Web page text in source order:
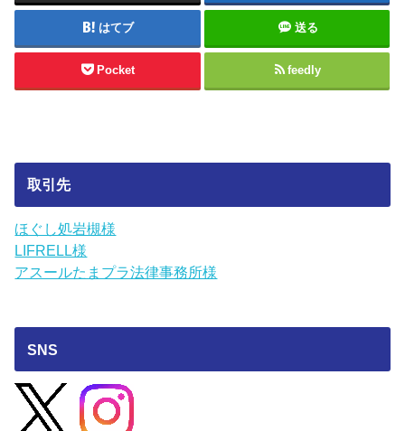
はてブ 送る
Pocket feedly
取引先
ほぐし処岩槻様
LIFRELL様
アスールたまプラ法律事務所様
SNS